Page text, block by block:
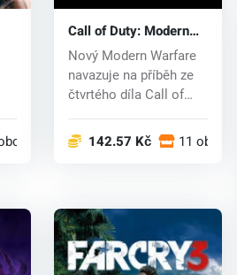
Call of Duty: Modern
Warfare 2 (PC) CD key
Nový Modern Warfare
navazuje na příběh ze
čtvrtého díla Call of
142.57 Kč 11